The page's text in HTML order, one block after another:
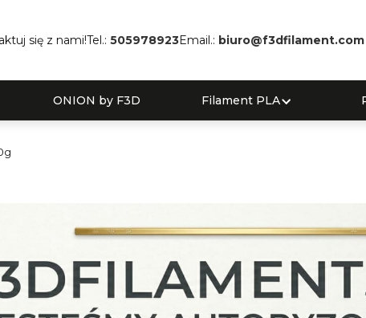
się z nami!Tel.: 505978923Email.: biuro@f3dfilament.com
ONION by F3D Filament PLA